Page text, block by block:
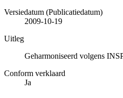
Versiedatum (Publicatiedatum)
2009-10-19
Uitleg
Geharmoniseerd volgens
Conform verklaard
Ja